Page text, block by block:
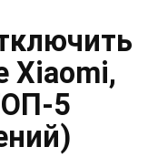
Xiaomi,
5